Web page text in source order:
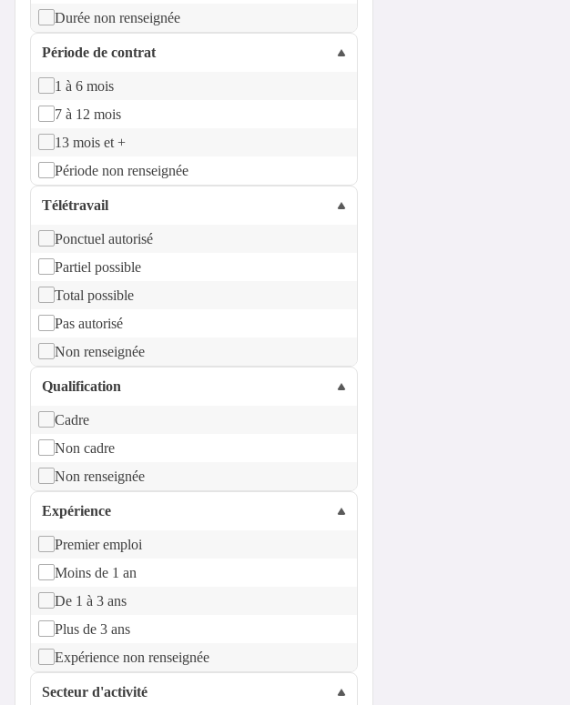
Durée non renseignée
Période de contrat
1 à 6 mois
7 à 12 mois
13 mois et +
Période non renseignée
Télétravail
Ponctuel autorisé
Partiel possible
Total possible
Pas autorisé
Non renseignée
Qualification
Cadre
Non cadre
Non renseignée
Expérience
Premier emploi
Moins de 1 an
De 1 à 3 ans
Plus de 3 ans
Expérience non renseignée
Secteur d'activité